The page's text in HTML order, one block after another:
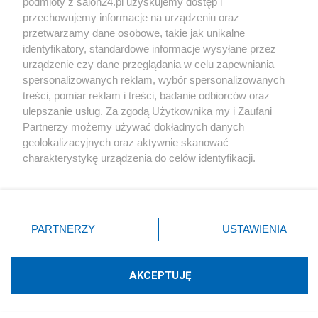
Polityka
Gospodarka
Rozmaitości
Technologie
Społeczeństwo
przechowujemy informacje na urządzeniu oraz
przetwarzamy dane osobowe, takie jak unikalne
identyfikatory, standardowe informacje wysyłane przez
urządzenie czy dane przeglądania w celu zapewniania
spersonalizowanych reklam, wybór spersonalizowanych
treści, pomiar reklam i treści, badanie odbiorców oraz
ulepszanie usług. Za zgodą Użytkownika my i Zaufani
Partnerzy możemy używać dokładnych danych
geolokalizacyjnych oraz aktywnie skanować
charakterystykę urządzenia do celów identyfikacji.
zmienić/wycofać klikając przycisk ustawień prywatności
znajdujący się w lewym dolnym rogu strony
rodzaje przetwarzania danych nie wymagają zgody
użytkownika, ale masz prawo sprzeciwić się takiemu
PARTNERZY USTAWIENIA
AKCEPTUJĘ